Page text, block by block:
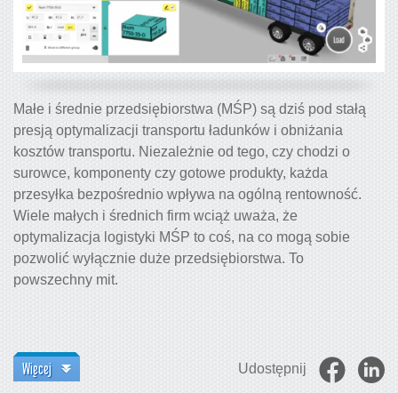
Małe i średnie przedsiębiorstwa (MŚP) są dziś pod stałą
presją optymalizacji transportu ładunków i obniżania
kosztów transportu. Niezależnie od tego, czy chodzi o
surowce, komponenty czy gotowe produkty, każda
przesyłka bezpośrednio wpływa na ogólną rentowność.
Wiele małych i średnich firm wciąż uważa, że
optymalizacja logistyki MŚP to coś, na co mogą sobie
pozwolić wyłącznie duże przedsiębiorstwa. To
powszechny mit.
Więcej Udostępnij